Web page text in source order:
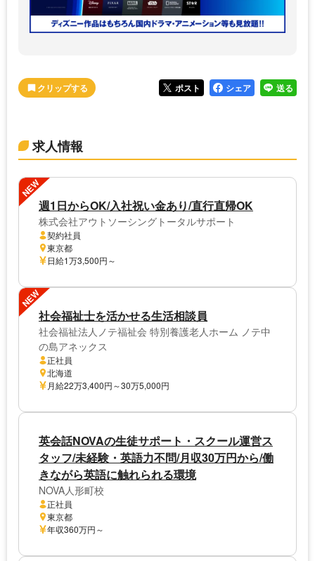
ポスト シェア 送る
求人情報
NEW
週1日からOK/入社祝い金あり/直行直帰OK
株式会社アウトソーシングトータルサポート
契約社員
東京都
日給1万3,500円～
NEW
社会福祉士を活かせる生活相談員
社会福祉法人ノテ福祉会 特別養護老人ホーム ノテ中
の島アネックス
正社員
北海道
月給22万3,400円～30万5,000円
英会話NOVAの生徒サポート・スクール運営ス
タッフ/未経験・英語力不問/月収30万円から/働
きながら英語に触れられる環境
NOVA人形町校
正社員
東京都
年収360万円～